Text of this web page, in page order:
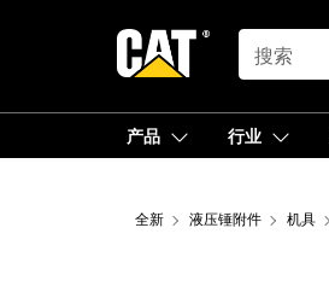
SEARCH
产品 行业
全新 液压锤附件 机具